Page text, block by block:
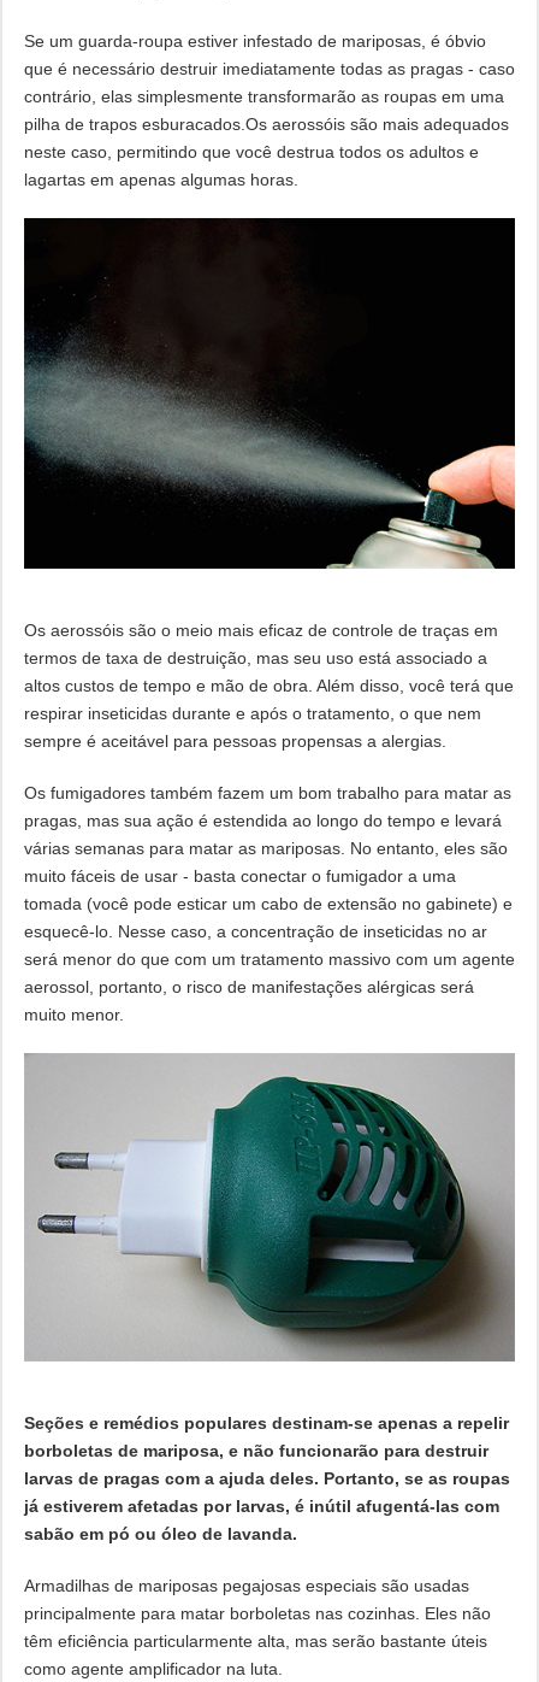
Se um guarda-roupa estiver infestado de mariposas, é óbvio
que é necessário destruir imediatamente todas as pragas - caso
contrário, elas simplesmente transformarão as roupas em uma
pilha de trapos esburacados.Os aerossóis são mais adequados
neste caso, permitindo que você destrua todos os adultos e
lagartas em apenas algumas horas.
Os aerossóis são o meio mais eficaz de controle de traças em
termos de taxa de destruição, mas seu uso está associado a
altos custos de tempo e mão de obra. Além disso, você terá que
respirar inseticidas durante e após o tratamento, o que nem
sempre é aceitável para pessoas propensas a alergias.
Os fumigadores também fazem um bom trabalho para matar as
pragas, mas sua ação é estendida ao longo do tempo e levará
várias semanas para matar as mariposas. No entanto, eles são
muito fáceis de usar - basta conectar o fumigador a uma
tomada (você pode esticar um cabo de extensão no gabinete) e
esquecê-lo. Nesse caso, a concentração de inseticidas no ar
será menor do que com um tratamento massivo com um agente
aerossol, portanto, o risco de manifestações alérgicas será
muito menor.
Seções e remédios populares destinam-se apenas a repelir
borboletas de mariposa, e não funcionarão para destruir
larvas de pragas com a ajuda deles. Portanto, se as roupas
já estiverem afetadas por larvas, é inútil afugentá-las com
sabão em pó ou óleo de lavanda.
Armadilhas de mariposas pegajosas especiais são usadas
principalmente para matar borboletas nas cozinhas. Eles não
têm eficiência particularmente alta, mas serão bastante úteis
como agente amplificador na luta.